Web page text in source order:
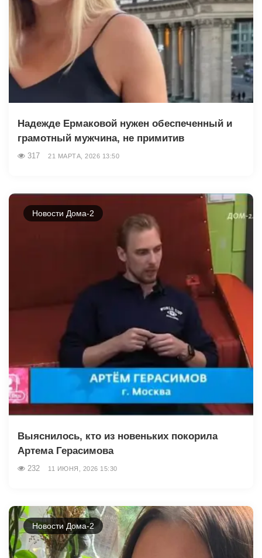
Надежде Ермаковой нужен обеспеченный и
грамотный мужчина, не примитив
317 21 МАРТА, 2026 13:50
Новости Дома-2
Выяснилось, кто из новеньких покорила
Артема Герасимова
232 11 ИЮНЯ, 2026 15:30
Новости Дома-2